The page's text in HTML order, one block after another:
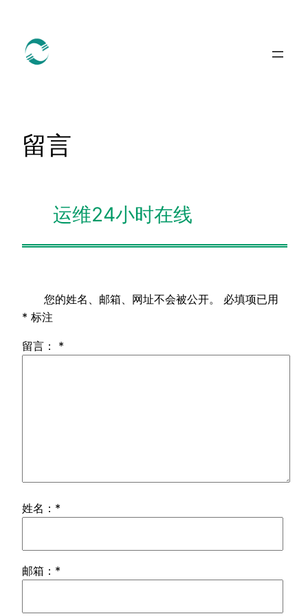
留言
运维24小时在线
您的姓名、邮箱、网址不会被公开。
必填项已用
* 标注
留言： *
姓名： *
邮箱： *